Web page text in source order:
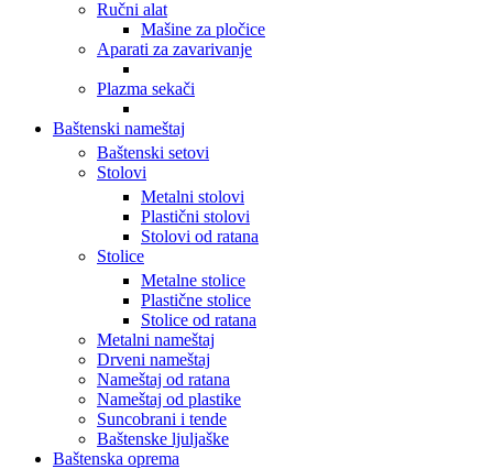
Ručni alat
Mašine za pločice
Aparati za zavarivanje
Plazma sekači
Baštenski nameštaj
Baštenski setovi
Stolovi
Metalni stolovi
Plastični stolovi
Stolovi od ratana
Stolice
Metalne stolice
Plastične stolice
Stolice od ratana
Metalni nameštaj
Drveni nameštaj
Nameštaj od ratana
Nameštaj od plastike
Suncobrani i tende
Baštenske ljuljaške
Baštenska oprema